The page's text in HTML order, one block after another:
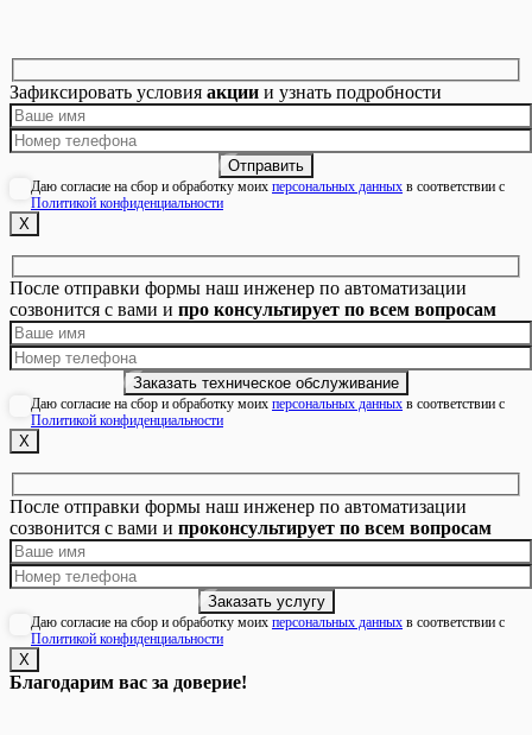
Зафиксировать условия акции и узнать подробности
Даю согласие на сбор и обработку моих персональных данных в соответствии с
Политикой конфиденциальности
Х
После отправки формы наш инженер по автоматизации
созвонится с вами и про консультирует по всем вопросам
Даю согласие на сбор и обработку моих персональных данных в соответствии с
Политикой конфиденциальности
Х
После отправки формы наш инженер по автоматизации
созвонится с вами и проконсультирует по всем вопросам
Даю согласие на сбор и обработку моих персональных данных в соответствии с
Политикой конфиденциальности
Х
Благодарим вас за доверие!